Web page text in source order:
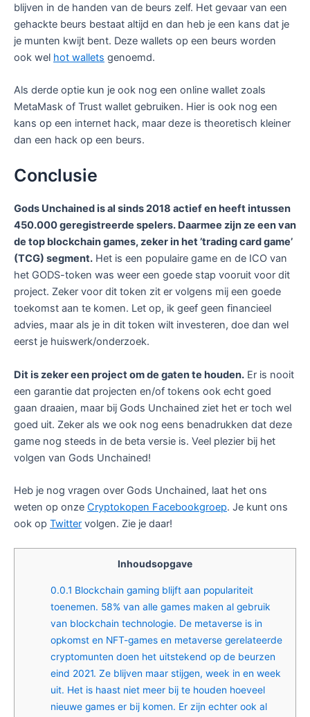
blijven in de handen van de beurs zelf. Het gevaar van een
gehackte beurs bestaat altijd en dan heb je een kans dat je
je munten kwijt bent. Deze wallets op een beurs worden
ook wel hot wallets genoemd.
Als derde optie kun je ook nog een online wallet zoals
MetaMask of Trust wallet gebruiken. Hier is ook nog een
kans op een internet hack, maar deze is theoretisch kleiner
dan een hack op een beurs.
Conclusie
Gods Unchained is al sinds 2018 actief en heeft intussen
450.000 geregistreerde spelers. Daarmee zijn ze een van
de top blockchain games, zeker in het ’trading card game’
(TCG) segment. Het is een populaire game en de ICO van
het GODS-token was weer een goede stap vooruit voor dit
project. Zeker voor dit token zit er volgens mij een goede
toekomst aan te komen. Let op, ik geef geen financieel
advies, maar als je in dit token wilt investeren, doe dan wel
eerst je huiswerk/onderzoek.
Dit is zeker een project om de gaten te houden. Er is nooit
een garantie dat projecten en/of tokens ook echt goed
gaan draaien, maar bij Gods Unchained ziet het er toch wel
goed uit. Zeker als we ook nog eens benadrukken dat deze
game nog steeds in de beta versie is. Veel plezier bij het
volgen van Gods Unchained!
Heb je nog vragen over Gods Unchained, laat het ons
weten op onze Cryptokopen Facebookgroep. Je kunt ons
ook op Twitter volgen. Zie je daar!
Inhoudsopgave
0.0.1 Blockchain gaming blijft aan populariteit
toenemen. 58% van alle games maken al gebruik
van blockchain technologie. De metaverse is in
opkomst en NFT-games en metaverse gerelateerde
cryptomunten doen het uitstekend op de beurzen
eind 2021. Ze blijven maar stijgen, week in en week
uit. Het is haast niet meer bij te houden hoeveel
nieuwe games er bij komen. Er zijn echter ook al